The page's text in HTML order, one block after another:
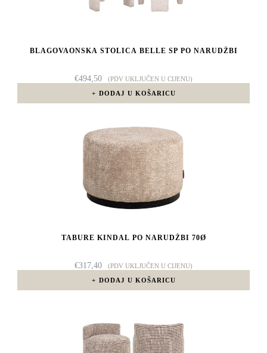
BLAGOVAONSKA STOLICA BELLE SP PO NARUDŽBI
€494,50
(PDV UKLJUČEN U CIJENU)
DODAJ U KOŠARICU
TABURE KINDAL PO NARUDŽBI 70Ø
€317,40
(PDV UKLJUČEN U CIJENU)
DODAJ U KOŠARICU